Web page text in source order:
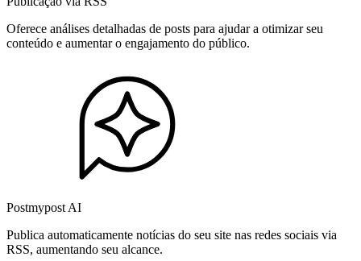
Oferece análises detalhadas de posts para ajudar a otimizar seu
conteúdo e aumentar o engajamento do público.
Postmypost AI
Publica automaticamente notícias do seu site nas redes sociais via
RSS, aumentando seu alcance.